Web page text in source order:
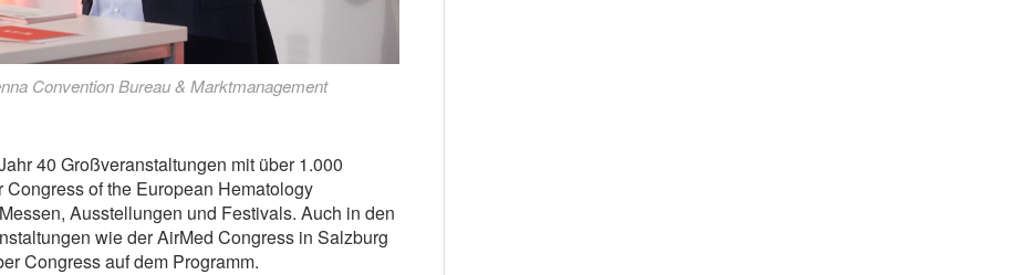
Convention Bureau & Marktmanagement
40 Großveranstaltungen mit über 1.000
of the European Hematology
Ausstellungen und Festivals. Auch in den
wie der AirMed Congress in Salzburg
Congress auf dem Programm.